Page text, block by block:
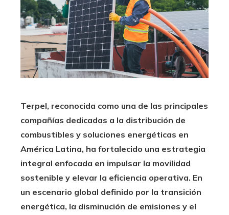
Terpel, reconocida como una de las principales
compañías dedicadas a la distribución de
combustibles y soluciones energéticas en
América Latina, ha fortalecido una estrategia
integral enfocada en impulsar la movilidad
sostenible y elevar la eficiencia operativa. En
un escenario global definido por la transición
energética, la disminución de emisiones y el